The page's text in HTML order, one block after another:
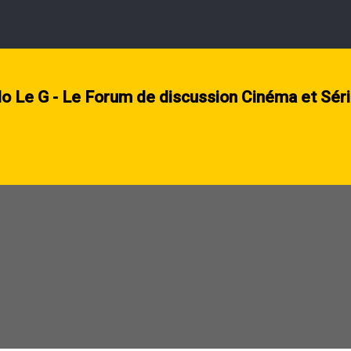
Le G - Le Forum de discussion Cinéma et